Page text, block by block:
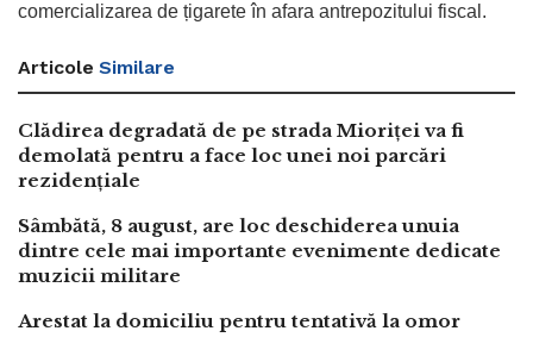
comercializarea de țigarete în afara antrepozitului fiscal.
Articole Similare
Clădirea degradată de pe strada Mioriței va fi
demolată pentru a face loc unei noi parcări
rezidențiale
Sâmbătă, 8 august, are loc deschiderea unuia
dintre cele mai importante evenimente dedicate
muzicii militare
Arestat la domiciliu pentru tentativă la omor